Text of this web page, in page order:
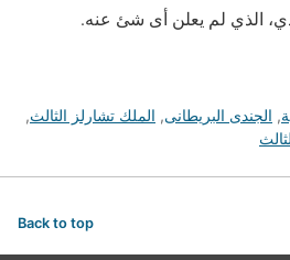
الذي لم يعلن أى شئ عنه.
, الجندى البريطانى, الملك تشارلز الثالث,
Back to top